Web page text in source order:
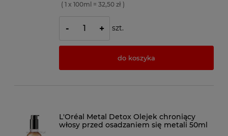
( 1 x 100ml = 32,50 zł )
- + szt.
do koszyka
L'Oréal Metal Detox Olejek chroniący
włosy przed osadzaniem się metali 50ml